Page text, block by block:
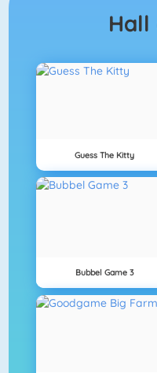
Guess The Kitty
Bubbel Game 3